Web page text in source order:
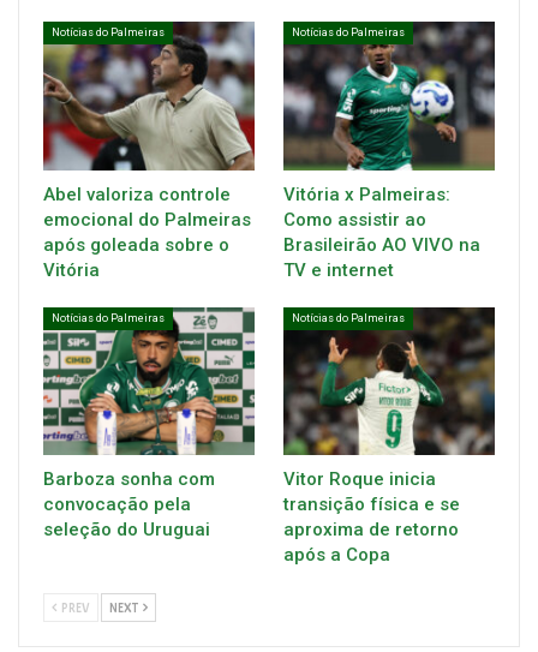
Notícias do Palmeiras
Abel valoriza controle
emocional do Palmeiras
após goleada sobre o
Vitória
Notícias do Palmeiras
Vitória x Palmeiras:
Como assistir ao
Brasileirão AO VIVO na
TV e internet
Notícias do Palmeiras
Barboza sonha com
convocação pela
seleção do Uruguai
Notícias do Palmeiras
Vitor Roque inicia
transição física e se
aproxima de retorno
após a Copa
PREV NEXT